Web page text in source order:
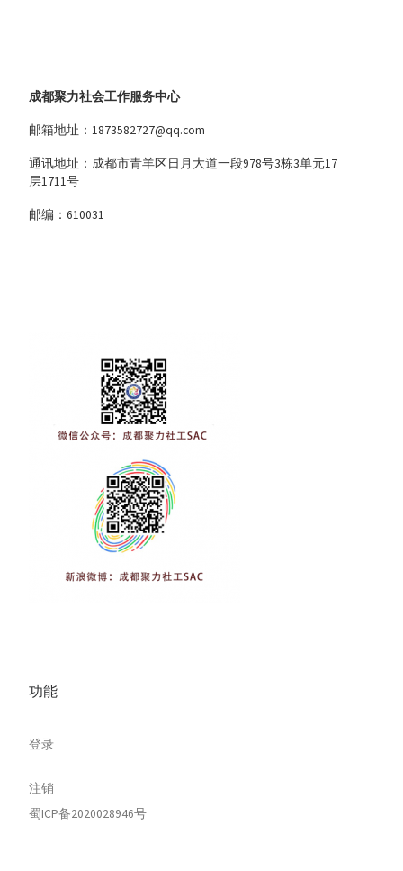
成都聚力社会工作服务中心
邮箱地址：1873582727@qq.com
通讯地址：成都市青羊区日月大道一段978号3栋3单元17
层1711号
邮编：610031
功能
登录
注销
蜀ICP备2020028946号